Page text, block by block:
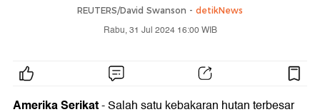
REUTERS/David Swanson - detikNews
Rabu, 31 Jul 2024 16:00 WIB
Amerika Serikat- Salah satu kebakaran hutan terbesar